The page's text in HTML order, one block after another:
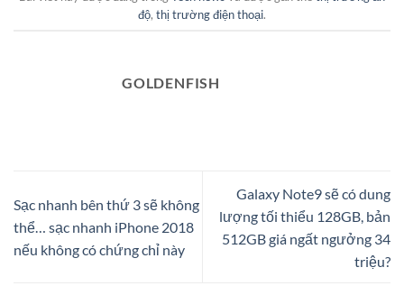
độ, thị trường điện thoại.
GOLDENFISH
Sạc nhanh bên thứ 3 sẽ không
thể… sạc nhanh iPhone 2018
nếu không có chứng chỉ này
Galaxy Note9 sẽ có dung
lượng tối thiểu 128GB, bản
512GB giá ngất ngưởng 34
triệu?